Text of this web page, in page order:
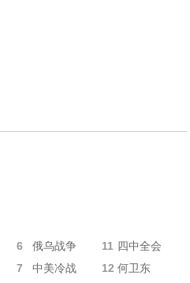
6 俄乌战争 11 四中全会
7 中美冷战 12 何卫东